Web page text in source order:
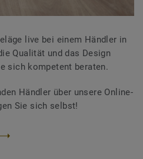
live bei einem Händler in
Qualität und das Design
sich kompetent beraten.
Händler über unsere Online-
Sie sich selbst!